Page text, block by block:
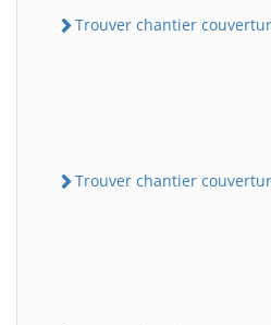
Trouver chantier
Trouver chantier